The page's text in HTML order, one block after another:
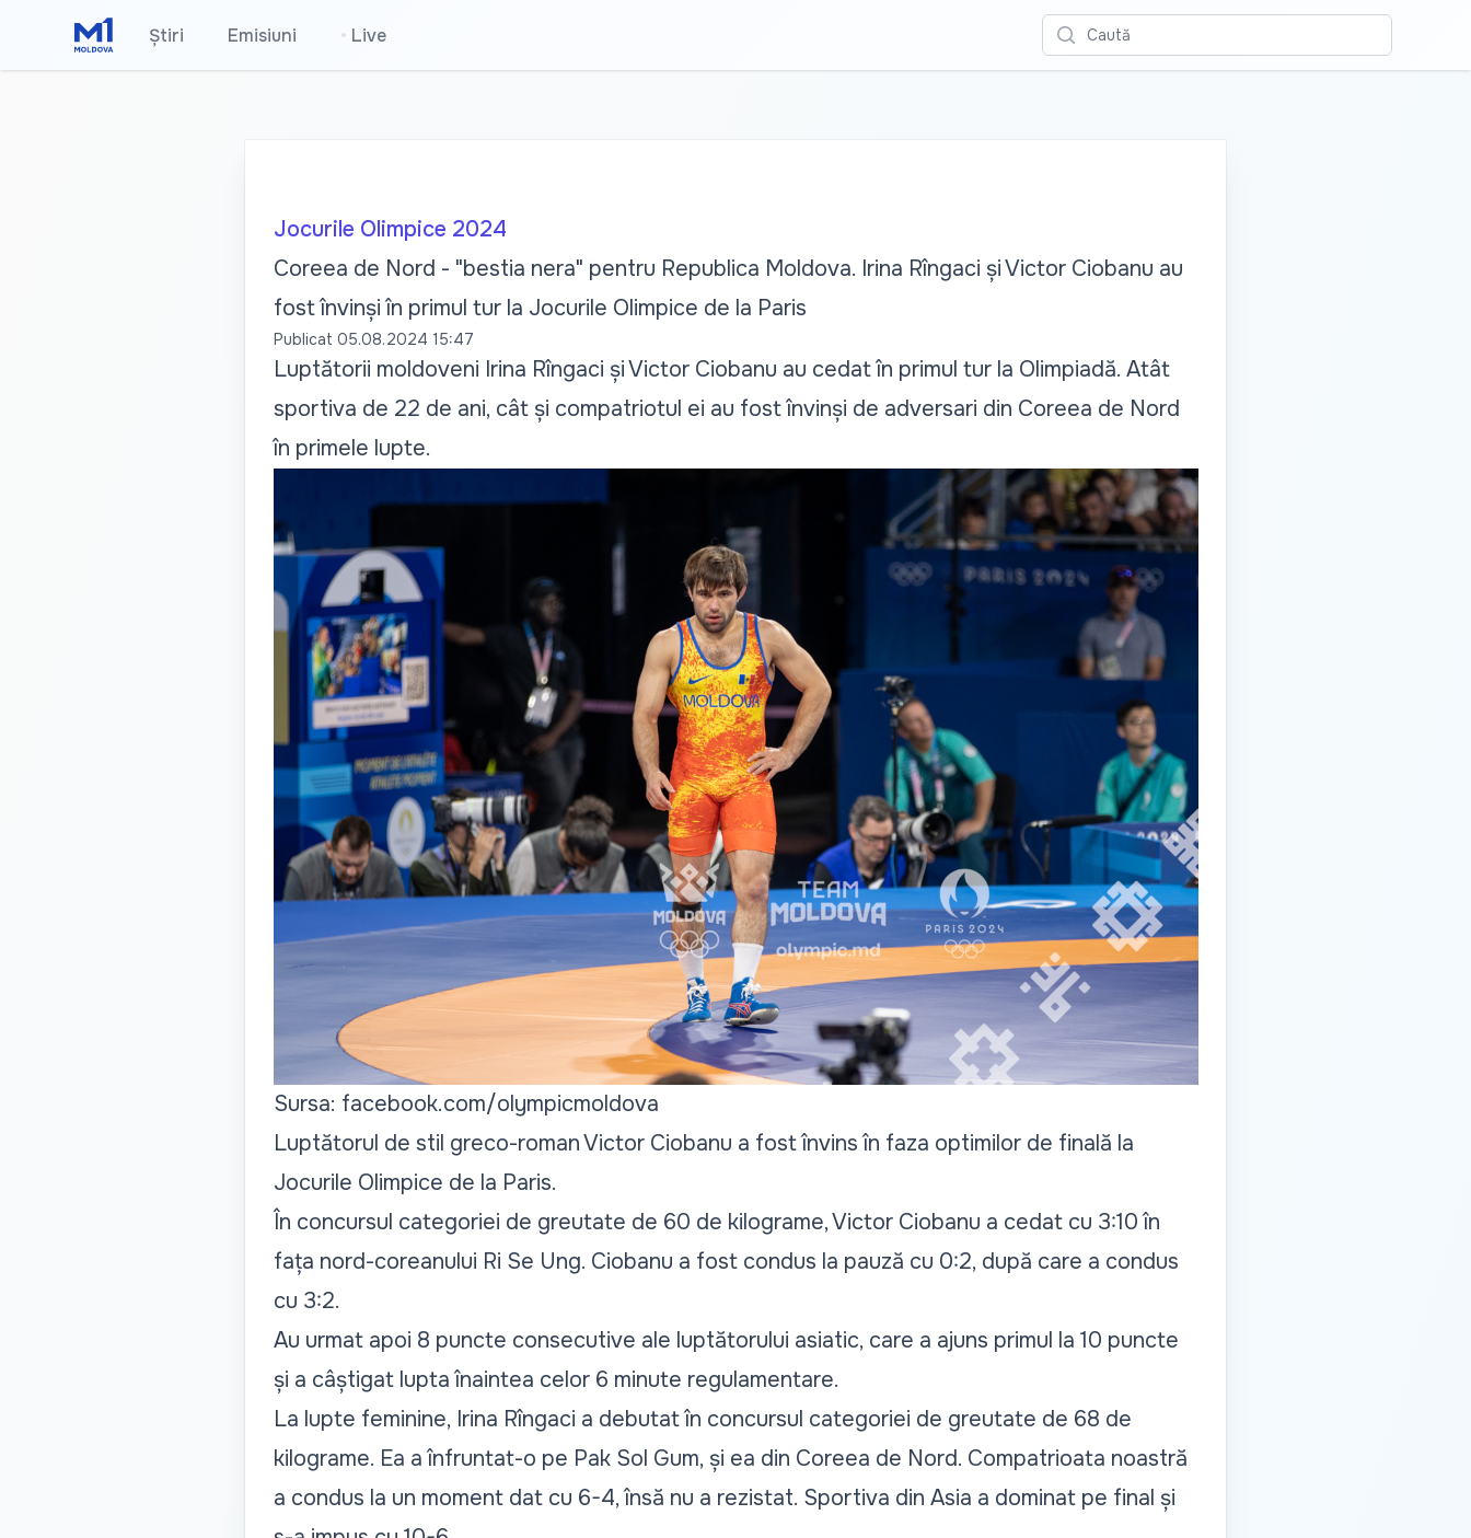
Știri Emisiuni • Live Caută
Jocurile Olimpice 2024
Coreea de Nord - "bestia nera" pentru Republica Moldova. Irina Rîngaci și Victor Ciobanu au
fost învinși în primul tur la Jocurile Olimpice de la Paris
Publicat 05.08.2024 15:47
Luptătorii moldoveni Irina Rîngaci și Victor Ciobanu au cedat în primul tur la Olimpiadă. Atât
sportiva de 22 de ani, cât și compatriotul ei au fost învinși de adversari din Coreea de Nord
în primele lupte.
Sursa: facebook.com/olympicmoldova
Luptătorul de stil greco-roman Victor Ciobanu a fost învins în faza optimilor de finală la
Jocurile Olimpice de la Paris.
În concursul categoriei de greutate de 60 de kilograme, Victor Ciobanu a cedat cu 3:10 în
fața nord-coreanului Ri Se Ung. Ciobanu a fost condus la pauză cu 0:2, după care a condus
cu 3:2.
Au urmat apoi 8 puncte consecutive ale luptătorului asiatic, care a ajuns primul la 10 puncte
și a câștigat lupta înaintea celor 6 minute regulamentare.
La lupte feminine, Irina Rîngaci a debutat în concursul categoriei de greutate de 68 de
kilograme. Ea a înfruntat-o pe Pak Sol Gum, și ea din Coreea de Nord. Compatrioata noastră
a condus la un moment dat cu 6-4, însă nu a rezistat. Sportiva din Asia a dominat pe final și